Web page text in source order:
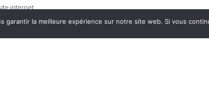
internet
garantir la meilleure expérience sur notre site web. Si vous